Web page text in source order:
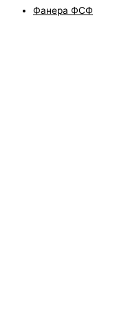
Фанера ФСФ